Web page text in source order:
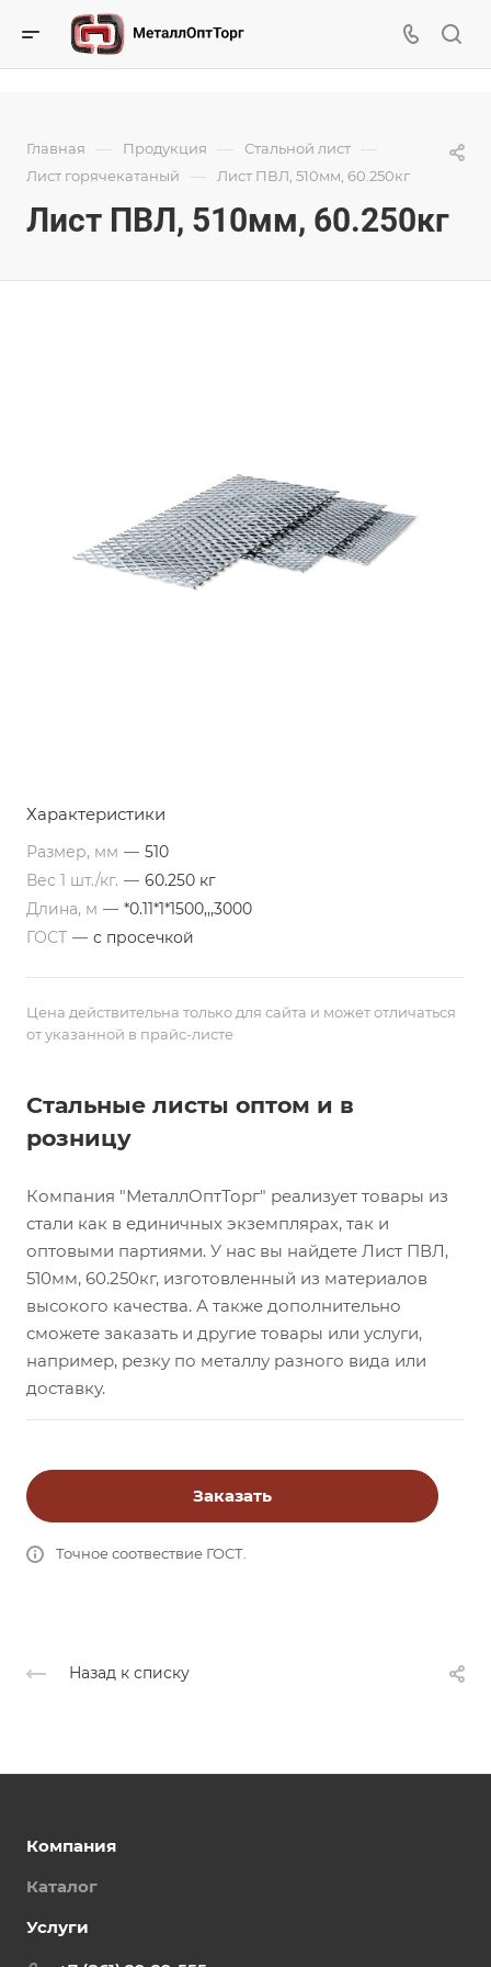
Главная — Продукция — Стальной лист —
Лист горячекатаный — Лист ПВЛ, 510мм, 60.250кг
Лист ПВЛ, 510мм, 60.250кг
Характеристики
Размер, мм — 510
Вес 1 шт./кг. — 60.250 кг
Длина, м — *0.11*1*1500,,,3000
ГОСТ — с просечкой
Цена действительна только для сайта и может отличаться
от указанной в прайс-листе
Стальные листы оптом и в
розницу
Компания "МеталлОптТорг" реализует товары из
стали как в единичных экземплярах, так и
оптовыми партиями. У нас вы найдете Лист ПВЛ,
510мм, 60.250кг, изготовленный из материалов
высокого качества. А также дополнительно
сможете заказать и другие товары или услуги,
например, резку по металлу разного вида или
доставку.
Заказать
Точное соотвествие ГОСТ.
Назад к списку
Компания
Каталог
Услуги